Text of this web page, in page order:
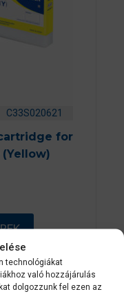
technológiákat
való hozzájárulás
dolgozzunk fel ezen az
C33S020621
cartridge for